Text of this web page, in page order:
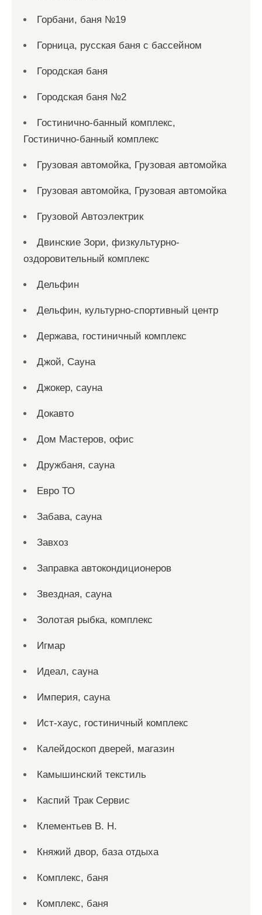
Горбани, баня №19
Горница, русская баня с бассейном
Городская баня
Городская баня №2
Гостинично-банный комплекс,
Гостинично-банный комплекс
Грузовая автомойка, Грузовая автомойка
Грузовая автомойка, Грузовая автомойка
Грузовой Автоэлектрик
Двинские Зори, физкультурно-
оздоровительный комплекс
Дельфин
Дельфин, культурно-спортивный центр
Держава, гостиничный комплекс
Джой, Сауна
Джокер, сауна
Докавто
Дом Мастеров, офис
Дружбаня, сауна
Евро ТО
Забава, сауна
Завхоз
Заправка автокондиционеров
Звездная, сауна
Золотая рыбка, комплекс
Игмар
Идеал, сауна
Империя, сауна
Ист-хаус, гостиничный комплекс
Калейдоскоп дверей, магазин
Камышинский текстиль
Каспий Трак Сервис
Клементьев В. Н.
Княжий двор, база отдыха
Комплекс, баня
Комплекс, баня